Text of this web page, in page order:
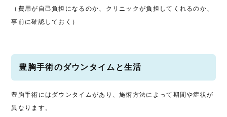
（費用が自己負担になるのか、クリニックが負担してくれるのか、
事前に確認しておく）
豊胸手術のダウンタイムと生活
豊胸手術にはダウンタイムがあり、施術方法によって期間や症状が
異なります。